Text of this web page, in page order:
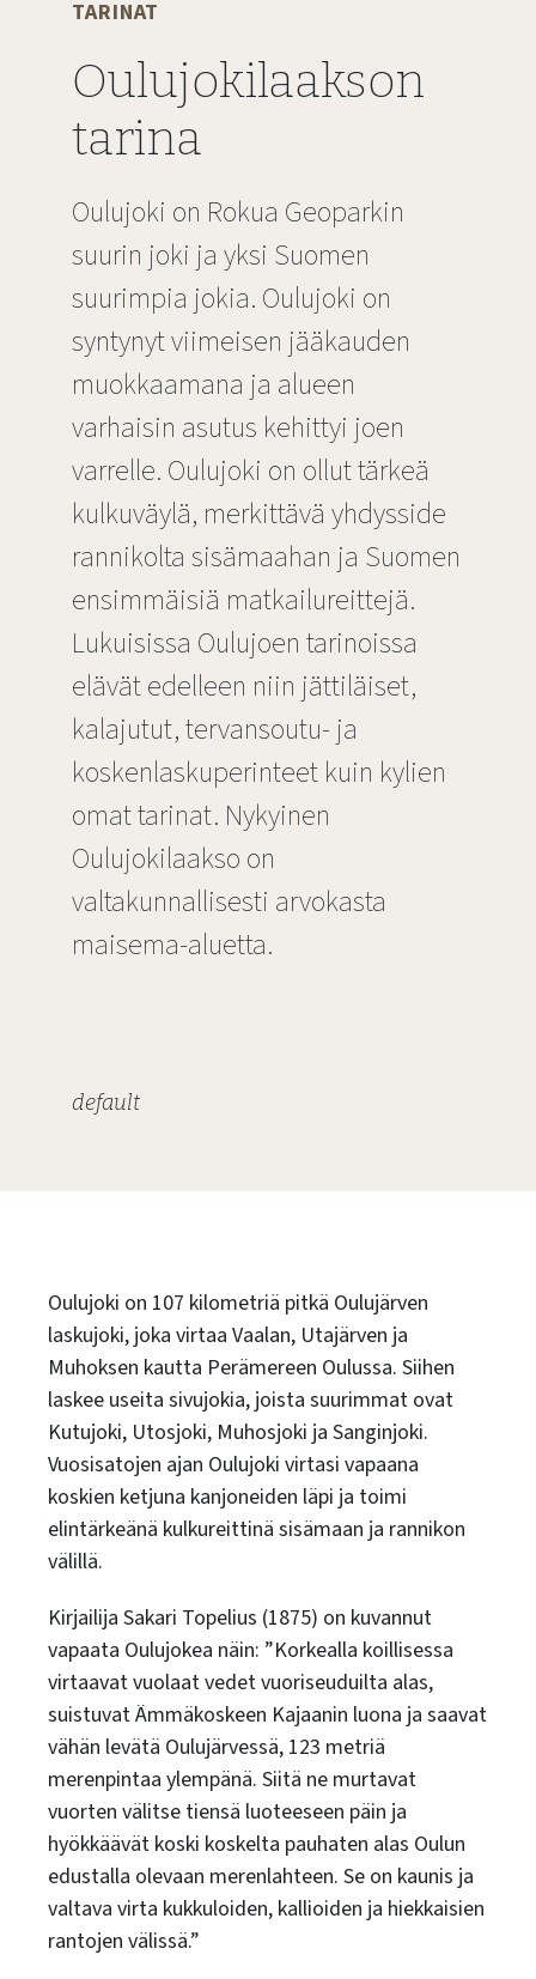
TARINAT
Oulujokilaakson
tarina
Oulujoki on Rokua Geoparkin
suurin joki ja yksi Suomen
suurimpia jokia. Oulujoki on
syntynyt viimeisen jääkauden
muokkaamana ja alueen
varhaisin asutus kehittyi joen
varrelle. Oulujoki on ollut tärkeä
kulkuväylä, merkittävä yhdysside
rannikolta sisämaahan ja Suomen
ensimmäisiä matkailureittejä.
Lukuisissa Oulujoen tarinoissa
elävät edelleen niin jättiläiset,
kalajutut, tervansoutu- ja
koskenlaskuperinteet kuin kylien
omat tarinat. Nykyinen
Oulujokilaakso on
valtakunnallisesti arvokasta
maisema-aluetta.
default
Oulujoki on 107 kilometriä pitkä Oulujärven
laskujoki, joka virtaa Vaalan, Utajärven ja
Muhoksen kautta Perämereen Oulussa. Siihen
laskee useita sivujokia, joista suurimmat ovat
Kutujoki, Utosjoki, Muhosjoki ja Sanginjoki.
Vuosisatojen ajan Oulujoki virtasi vapaana
koskien ketjuna kanjoneiden läpi ja toimi
elintärkeänä kulkureittinä sisämaan ja rannikon
välillä.
Kirjailija Sakari Topelius (1875) on kuvannut
vapaata Oulujokea näin: ”Korkealla koillisessa
virtaavat vuolaat vedet vuoriseuduilta alas,
suistuvat Ämmäkoskeen Kajaanin luona ja saavat
vähän levätä Oulujärvessä, 123 metriä
merenpintaa ylempänä. Siitä ne murtavat
vuorten välitse tiensä luoteeseen päin ja
hyökkäävät koski koskelta pauhaten alas Oulun
edustalla olevaan merenlahteen. Se on kaunis ja
valtava virta kukkuloiden, kallioiden ja hiekkaisien
rantojen välissä.”